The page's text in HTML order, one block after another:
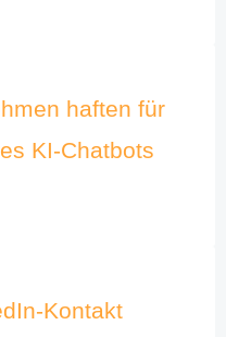
haften für
KI-Chatbots
Kontakt